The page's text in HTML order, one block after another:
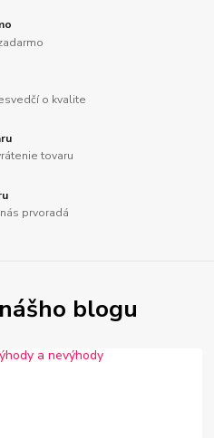
o kvalite
tovaru
prvoradá
blogu